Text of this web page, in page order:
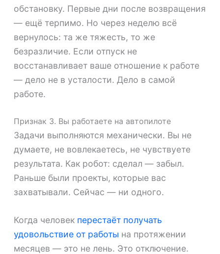
обстановку. Первые дни после возвращения
— ещё терпимо. Но через неделю всё
вернулось: та же тяжесть, то же
безразличие. Если отпуск не
восстанавливает ваше отношение к работе
— дело не в усталости. Дело в самой
работе.
Признак 3. Вы работаете на автопилоте
Задачи выполняются механически. Вы не
думаете, не вовлекаетесь, не чувствуете
результата. Как робот: сделал — забыл.
Раньше были проекты, которые вас
захватывали. Сейчас — ни одного.
Когда человек перестаёт получать
удовольствие от работы на протяжении
месяцев — это не лень. Это отключение.